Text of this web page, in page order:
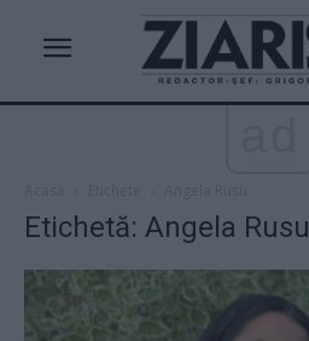
Etichetă: Angela Rusu